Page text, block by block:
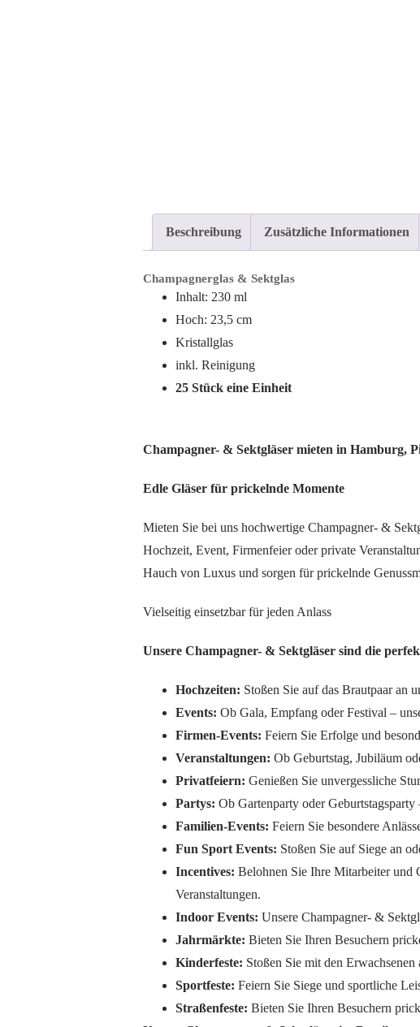
Beschreibung Zusätzliche Informationen
Champagnerglas & Sektglas
Inhalt: 230 ml
Hoch: 23,5 cm
Kristallglas
inkl. Reinigung
25 Stück eine Einheit
Champagner- & Sektgläser mieten in Hamburg,
Edle Gläser für prickelnde Momente
Mieten Sie bei uns hochwertige Champagner- &
Hochzeit, Event, Firmenfeier oder private
Hauch von Luxus und sorgen für prickelnde
Vielseitig einsetzbar für jeden Anlass
Unsere Champagner- & Sektgläser sind die
Hochzeiten: Stoßen Sie auf das Brautpaar an
Events: Ob Gala, Empfang oder Festival –
Firmen-Events: Feiern Sie Erfolge und
Veranstaltungen: Ob Geburtstag, Jubiläum
Privatfeiern: Genießen Sie unvergessliche
Partys: Ob Gartenparty oder
Familien-Events: Feiern Sie besondere
Fun Sport Events: Stoßen Sie auf Siege an
Incentives: Belohnen Sie Ihre Mitarbeiter und
Veranstaltungen.
Indoor Events: Unsere Champagner- &
Jahrmärkte: Bieten Sie Ihren Besuchern
Kinderfeste: Stoßen Sie mit den
Sportfeste: Feiern Sie Siege und sportliche
Straßenfeste: Bieten Sie Ihren Besuchern